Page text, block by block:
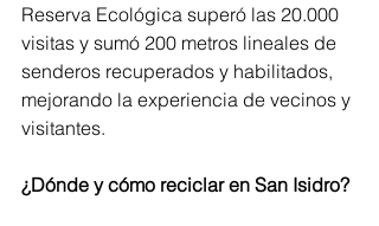
Reserva Ecológica superó las 20.000
visitas y sumó 200 metros lineales de
senderos recuperados y habilitados,
mejorando la experiencia de vecinos y
visitantes.
¿Dónde y cómo reciclar en San Isidro?